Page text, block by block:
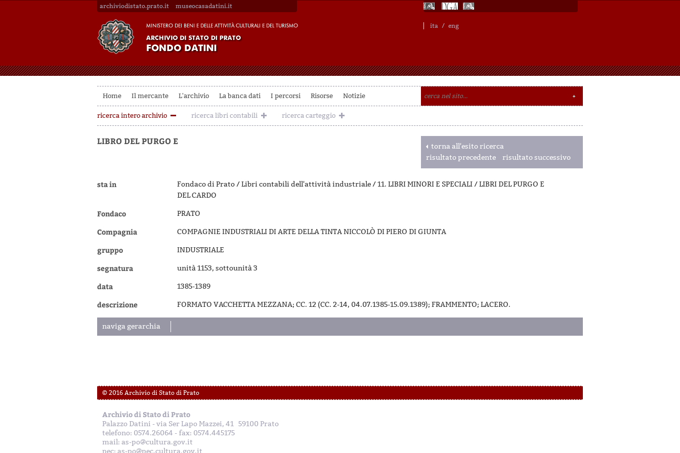
archiviodistato.prato.it museocasadatini.it
ita / eng
Home Il mercante L'archivio La banca dati I percorsi Risorse Notizie
ricerca intero archivio ricerca libri contabili ricerca carteggio
LIBRO DEL PURGO E
torna all'esito ricerca
risultato precedente
risultato successivo
sta in
Fondaco di Prato / Libri contabili dell'attività industriale / 11. LIBRI MINORI E SPECIALI / LIBRI DEL PURGO E
DEL CARDO
Fondaco PRATO
Compagnia COMPAGNIE INDUSTRIALI DI ARTE DELLA TINTA NICCOLÒ DI PIERO DI GIUNTA
gruppo INDUSTRIALE
segnatura unità 1153, sottounità 3
data 1385-1389
descrizione FORMATO VACCHETTA MEZZANA; CC. 12 (CC. 2-14, 04.07.1385-15.09.1389); FRAMMENTO; LACERO.
naviga gerarchia
© 2016 Archivio di Stato di Prato
Archivio di Stato di Prato
Palazzo Datini - via Ser Lapo Mazzei, 41 59100 Prato
telefono: 0574.26064 - fax: 0574.445175
mail: as-po@cultura.gov.it
pec: as-po@pec.cultura.gov.it